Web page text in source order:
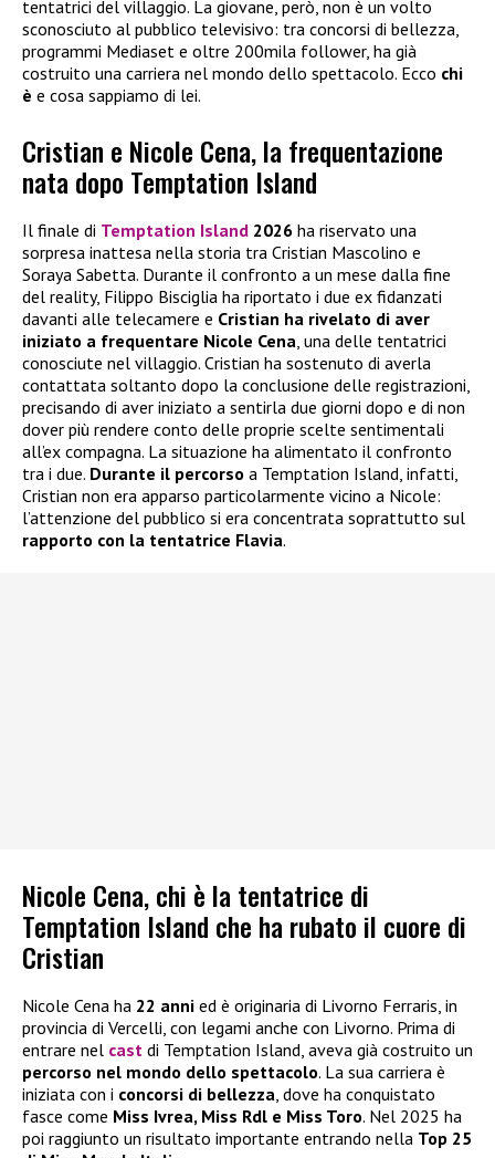
tentatrici del villaggio. La giovane, però, non è un volto
sconosciuto al pubblico televisivo: tra concorsi di bellezza,
programmi Mediaset e oltre 200mila follower, ha già
costruito una carriera nel mondo dello spettacolo. Ecco chi
è e cosa sappiamo di lei.
Cristian e Nicole Cena, la frequentazione
nata dopo Temptation Island
Il finale di Temptation Island 2026 ha riservato una
sorpresa inattesa nella storia tra Cristian Mascolino e
Soraya Sabetta. Durante il confronto a un mese dalla fine
del reality, Filippo Bisciglia ha riportato i due ex fidanzati
davanti alle telecamere e Cristian ha rivelato di aver
iniziato a frequentare Nicole Cena, una delle tentatrici
conosciute nel villaggio. Cristian ha sostenuto di averla
contattata soltanto dopo la conclusione delle registrazioni,
precisando di aver iniziato a sentirla due giorni dopo e di non
dover più rendere conto delle proprie scelte sentimentali
all’ex compagna. La situazione ha alimentato il confronto
tra i due. Durante il percorso a Temptation Island, infatti,
Cristian non era apparso particolarmente vicino a Nicole:
l’attenzione del pubblico si era concentrata soprattutto sul
rapporto con la tentatrice Flavia.
Nicole Cena, chi è la tentatrice di
Temptation Island che ha rubato il cuore di
Cristian
Nicole Cena ha 22 anni ed è originaria di Livorno Ferraris, in
provincia di Vercelli, con legami anche con Livorno. Prima di
entrare nel cast di Temptation Island, aveva già costruito un
percorso nel mondo dello spettacolo. La sua carriera è
iniziata con i concorsi di bellezza , dove ha conquistato
fasce come Miss Ivrea, Miss Rdl e Miss Toro. Nel 2025 ha
poi raggiunto un risultato importante entrando nella Top 25